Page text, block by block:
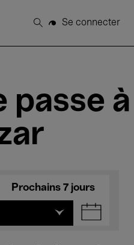
Rechercher
Se connecter
passe à
Prochains 7 jours